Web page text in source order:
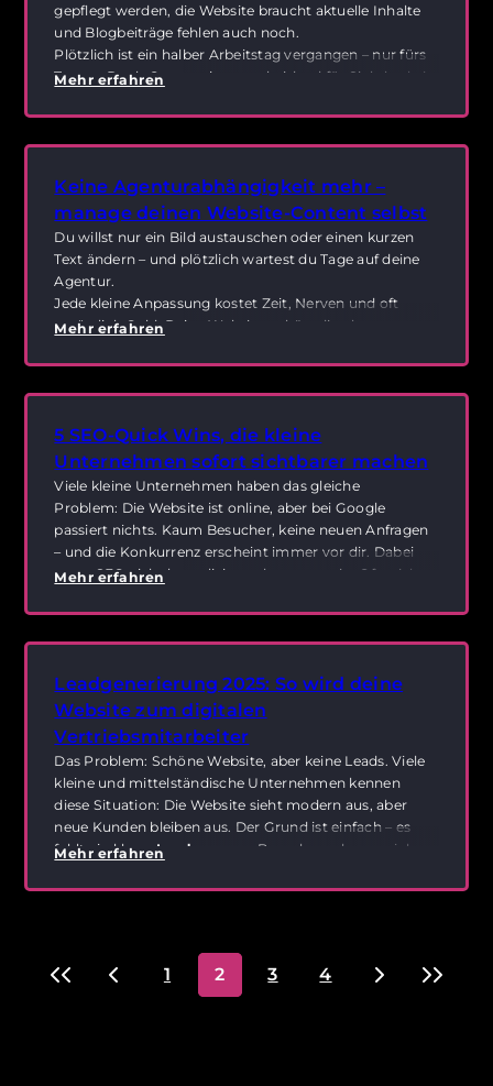
gepflegt werden, die Website braucht aktuelle Inhalte
und Blogbeiträge fehlen auch noch.
Plötzlich ist ein halber Arbeitstag vergangen – nur fürs
Texten. Doch Content ist entscheidend für Sichtbarkeit
Die Lösung:Künstliche Intelligenz, die dir
Schreibarbeit abnimmt, ohne dass Qualität verloren
Mehr erfahren
Keine Agenturabhängigkeit mehr –
manage deinen Website-Content selbst
Du willst nur ein Bild austauschen oder einen kurzen
Text ändern – und plötzlich wartest du Tage auf deine
Agentur.
Jede kleine Anpassung kostet Zeit, Nerven und oft
zusätzlich Geld. Deine Website gehört dir, aber
Mehr erfahren
5 SEO-Quick Wins, die kleine
Unternehmen sofort sichtbarer machen
Viele kleine Unternehmen haben das gleiche
Problem: Die Website ist online, aber bei Google
passiert nichts. Kaum Besucher, keine neuen Anfragen
– und die Konkurrenz erscheint immer vor dir. Dabei
muss SEO nicht kompliziert oder teuer sein. Oft reichen
sichtbar zu werden.
Mehr erfahren
Leadgenerierung 2025: So wird deine
Website zum digitalen
Vertriebsmitarbeiter
Das Problem: Schöne Website, aber keine Leads. Viele
kleine und mittelständische Unternehmen kennen
diese Situation: Die Website sieht modern aus, aber
neue Kunden bleiben aus. Der Grund ist einfach – es
fehlt ein klarerLeadprozess
. Besucher schauen sich
da. So bleibt die Website ein schöner Online-Auftritt,
digitaler Vertriebsprozess. Genau das ist die
Leadgenerierung der Zukunft.
Mehr erfahren
« ‹ 1 2 3 4 › »